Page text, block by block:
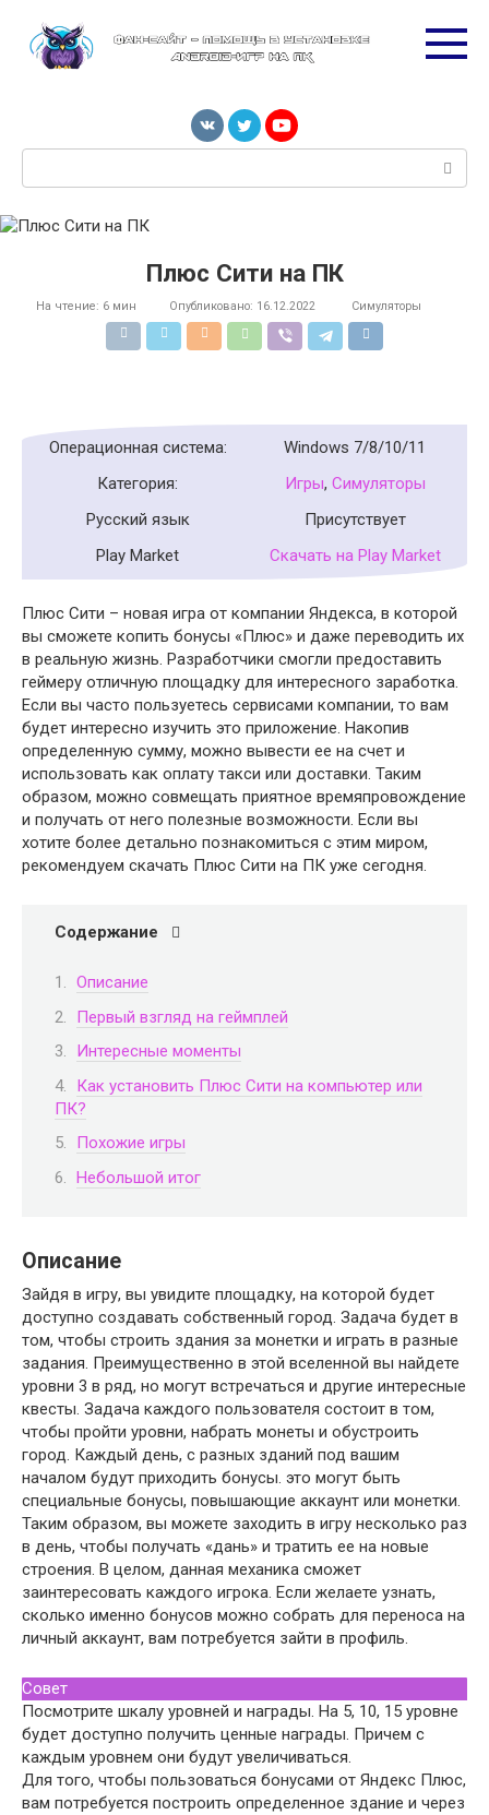
контенту
Плюс Сити на ПК
На чтение: 6 мин Опубликовано: 16.12.2022 Симуляторы
Операционная система:
Windows 7/8/10/11
Категория:
Игры, Симуляторы
Русский язык
Присутствует
Play Market
Скачать на Play Market
Плюс Сити – новая игра от компании Яндекса, в которой
вы сможете копить бонусы «Плюс» и даже переводить их
в реальную жизнь. Разработчики смогли предоставить
геймеру отличную площадку для интересного заработка.
Если вы часто пользуетесь сервисами компании, то вам
будет интересно изучить это приложение. Накопив
определенную сумму, можно вывести ее на счет и
использовать как оплату такси или доставки. Таким
образом, можно совмещать приятное времяпровождение
и получать от него полезные возможности. Если вы
хотите более детально познакомиться с этим миром,
рекомендуем скачать Плюс Сити на ПК уже сегодня.
Содержание
Описание
Первый взгляд на геймплей
Интересные моменты
Как установить Плюс Сити на компьютер или
ПК?
Похожие игры
Небольшой итог
Описание
Зайдя в игру, вы увидите площадку, на которой будет
доступно создавать собственный город. Задача будет в
том, чтобы строить здания за монетки и играть в разные
задания. Преимущественно в этой вселенной вы найдете
уровни 3 в ряд, но могут встречаться и другие интересные
квесты. Задача каждого пользователя состоит в том,
чтобы пройти уровни, набрать монеты и обустроить
город. Каждый день, с разных зданий под вашим
началом будут приходить бонусы. это могут быть
специальные бонусы, повышающие аккаунт или монетки.
Таким образом, вы можете заходить в игру несколько раз
в день, чтобы получать «дань» и тратить ее на новые
строения. В целом, данная механика сможет
заинтересовать каждого игрока. Если желаете узнать,
сколько именно бонусов можно собрать для переноса на
личный аккаунт, вам потребуется зайти в профиль.
Совет
Посмотрите шкалу уровней и награды. На 5, 10, 15 уровне
будет доступно получить ценные награды. Причем с
каждым уровнем они будут увеличиваться.
Для того, чтобы пользоваться бонусами от Яндекс Плюс,
вам потребуется построить определенное здание и через